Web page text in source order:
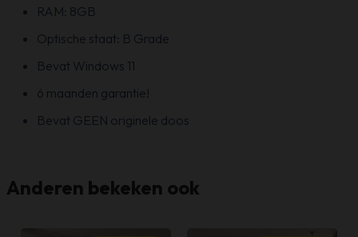
RAM: 8GB
Optische staat: B Grade
Bevat Windows 11
6 maanden garantie!
Bevat GEEN originele doos
Anderen bekeken ook